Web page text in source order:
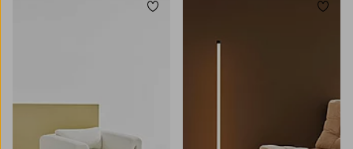
Lisää suosikkeihin Lisää